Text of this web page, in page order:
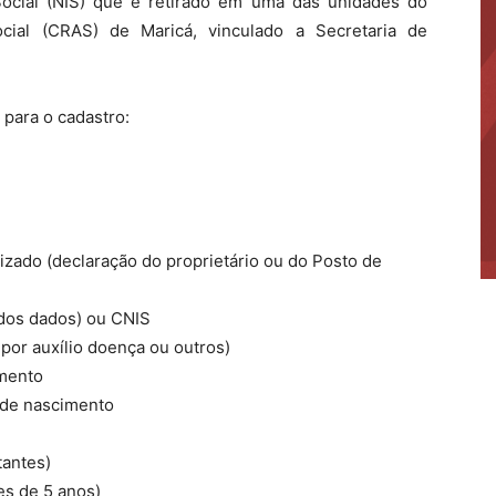
(CRAS) de Maricá, vinculado a Secretaria de
o cadastro:
(declaração do proprietário ou do Posto de
dados) ou CNIS
auxílio doença ou outros)
nascimento
de 5 anos)